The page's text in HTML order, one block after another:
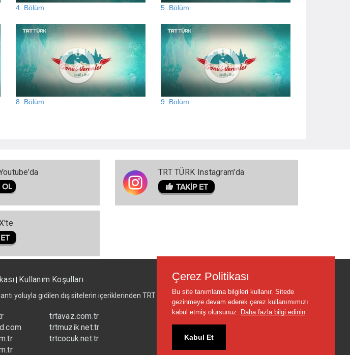
4. Bölüm 5. Bölüm
8. Bölüm 9. Bölüm
TRT TÜRK Instagram'da
Kullanım Koşulları
yoluyla gidilen dış sitelerin içeriklerinden TRT sorumlu değildir.
trtavaz.com.tr
trtmuzik.net.tr
trtcocuk.net.tr
Çerez Politikası
Bu site tanımlama bilgileri kullanır. Sitede
gezinmeye devam ederek çerez kullanımımızı
kabul etmiş olursunuz. Daha fazla bilgi edinin
Kabul Et